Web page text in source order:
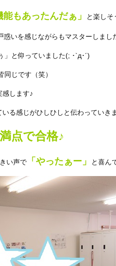
能もあったんだぁ」 と楽しそ
いを感じながらもマスターしまし
」と仰っていました(; ･`д･´)
じです（笑）
します♪
る感じがひしひしと伝わっていきま
点で合格♪
い声で 「やったぁー」 と喜ん